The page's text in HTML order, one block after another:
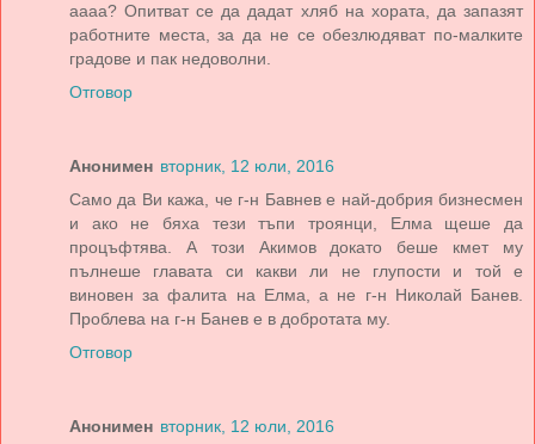
аааа? Опитват се да дадат хляб на хората, да запазят
работните места, за да не се обезлюдяват по-малките
градове и пак недоволни.
Отговор
Анонимен вторник, 12 юли, 2016
Само да Ви кажа, че г-н Бавнев е най-добрия бизнесмен
и ако не бяха тези тъпи троянци, Елма щеше да
процъфтява. А този Акимов докато беше кмет му
пълнеше главата си какви ли не глупости и той е
виновен за фалита на Елма, а не г-н Николай Банев.
Проблева на г-н Банев е в добротата му.
Отговор
Анонимен вторник, 12 юли, 2016